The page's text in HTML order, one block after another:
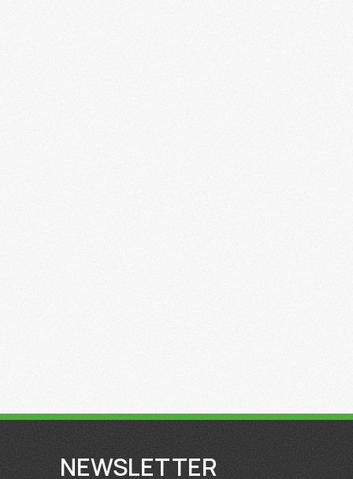
NEWSLETTER